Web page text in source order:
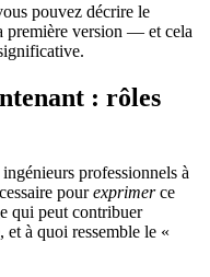
pouvez décrire le
première version — et cela
: rôles
professionnels à
pourexprimerce
qui peut contribuer
à quoi ressemble le «